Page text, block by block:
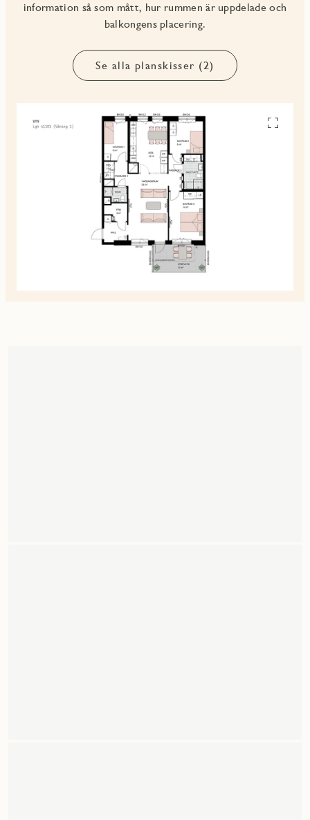
information så som mått, hur rummen är uppdelade och
balkongens placering.
Se alla planskisser (2)
Se